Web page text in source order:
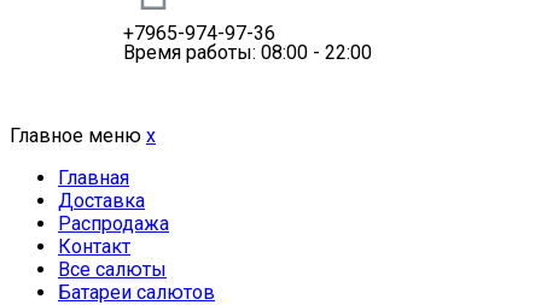
+7965-974-97-36
Время работы: 08:00 - 22:00
Главное меню x
Главная
Доставка
Распродажа
Контакт
Все салюты
Батареи салютов